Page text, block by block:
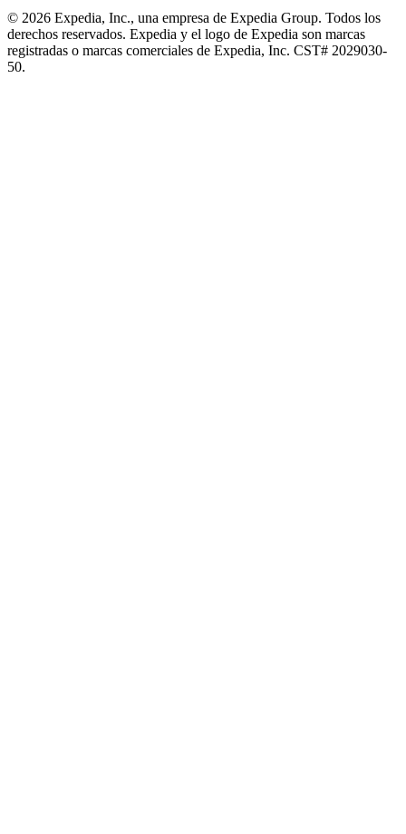
© 2026 Expedia, Inc., una empresa de Expedia Group. Todos los
derechos reservados. Expedia y el logo de Expedia son marcas
registradas o marcas comerciales de Expedia, Inc. CST# 2029030-
50.